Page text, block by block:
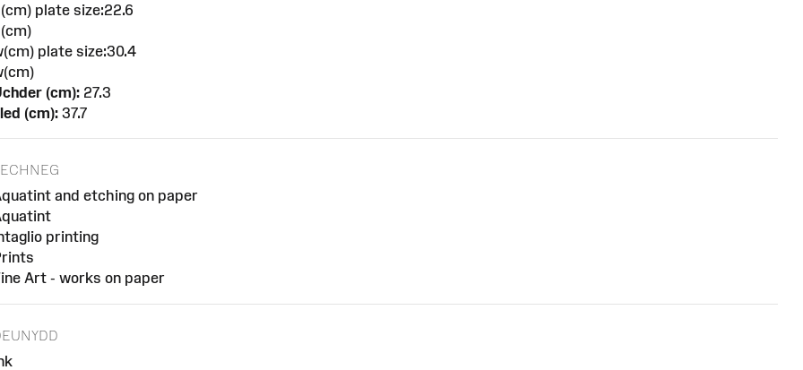
plate size:22.6
plate size:30.4
(cm):27.3
(cm):37.7
and etching on paper
printing
Art - works on paper